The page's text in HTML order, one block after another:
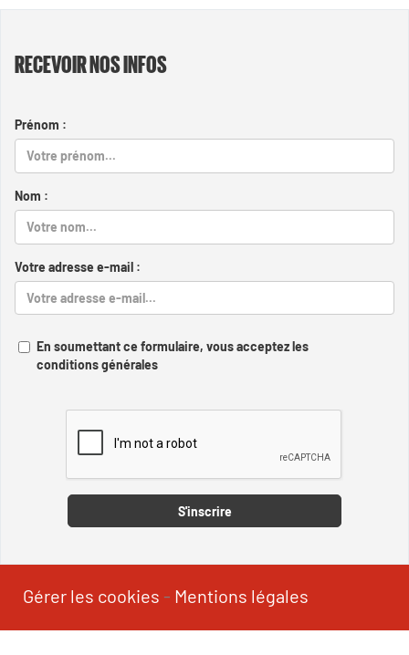
RECEVOIR NOS INFOS
Prénom :
Nom :
Votre adresse e-mail :
En soumettant ce formulaire, vous acceptez les
conditions générales
S'inscrire
Gérer les cookies - Mentions légales